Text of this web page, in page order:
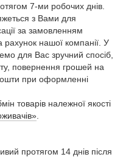
7-ми робочих днів.
з Вами для
за замовленням
рахунок нашої компанії. У
для Вас зручний спосіб,
повернення грошей на
при оформленні
товарів належної якості
протягом 14 днів після